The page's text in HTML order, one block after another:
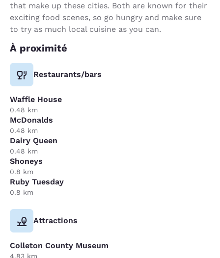
that make up these cities. Both are known for their
exciting food scenes, so go hungry and make sure
to try as much local cuisine as you can.
À proximité
Restaurants/bars
Waffle House
0.48 km
McDonalds
0.48 km
Dairy Queen
0.48 km
Shoneys
0.8 km
Ruby Tuesday
0.8 km
Attractions
Colleton County Museum
4.83 km